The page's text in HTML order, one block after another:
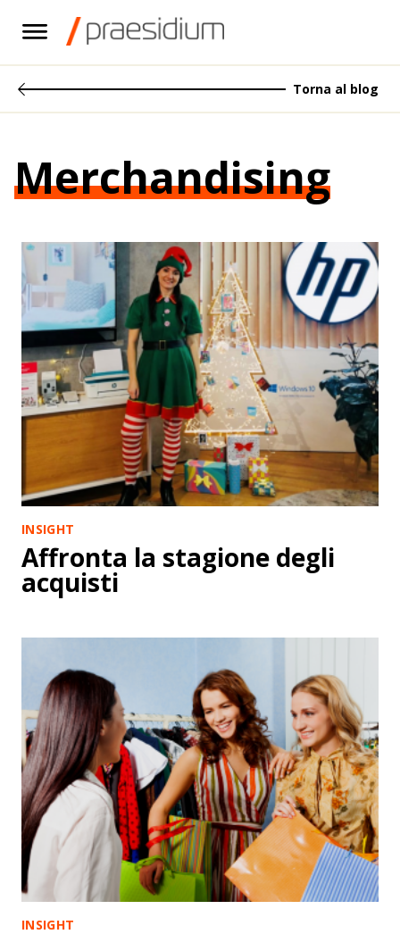
Torna al blog
Merchandising
INSIGHT
Affronta la stagione degli
acquisti
INSIGHT